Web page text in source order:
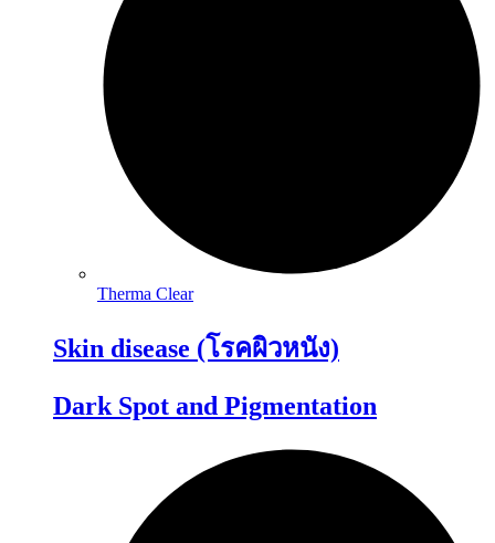
Therma Clear
Skin disease (โรคผิวหนัง)
Dark Spot and Pigmentation